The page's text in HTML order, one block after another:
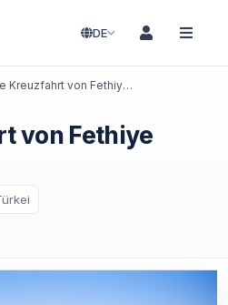
DE
Blaue Kreuzfahrt von Fethiye nach Gocek
von Fethiye